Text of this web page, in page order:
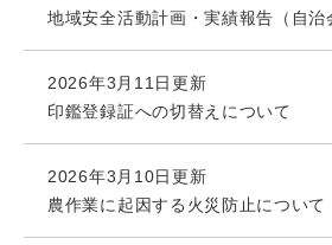
地域安全活動計画・実績報告（自治
2026年3月11日更新
印鑑登録証への切替えについて
2026年3月10日更新
農作業に起因する火災防止について